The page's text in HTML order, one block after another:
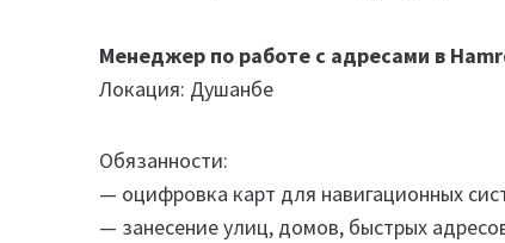
Менеджер по работе с адресами в
Локация: Душанбе
Обязанности:
— оцифровка карт для навигационных
— занесение улиц, домов, быстрых